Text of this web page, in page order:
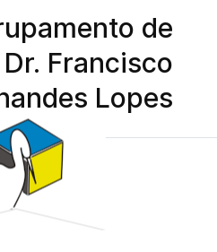
de
Francisco
Lopes